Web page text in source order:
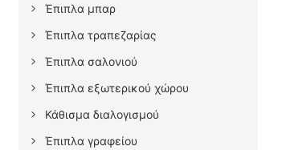
Έπιπλα μπαρ
Έπιπλα τραπεζαρίας
Έπιπλα σαλονιού
Έπιπλα εξωτερικού χώρου
Κάθισμα διαλογισμού
Έπιπλα γραφείου